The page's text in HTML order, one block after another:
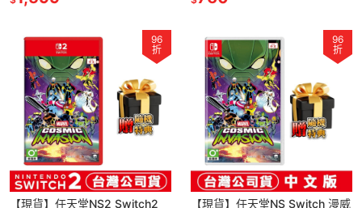
96
折
【現貨】任天堂NS2 Switch2
96
折
【現貨】任天堂NS Switch 漫威